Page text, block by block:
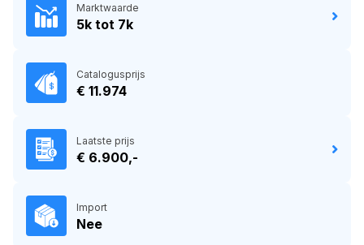
Marktwaarde
5k tot 7k
Catalogusprijs
€ 11.974
Laatste prijs
€ 6.900,-
Import
Nee